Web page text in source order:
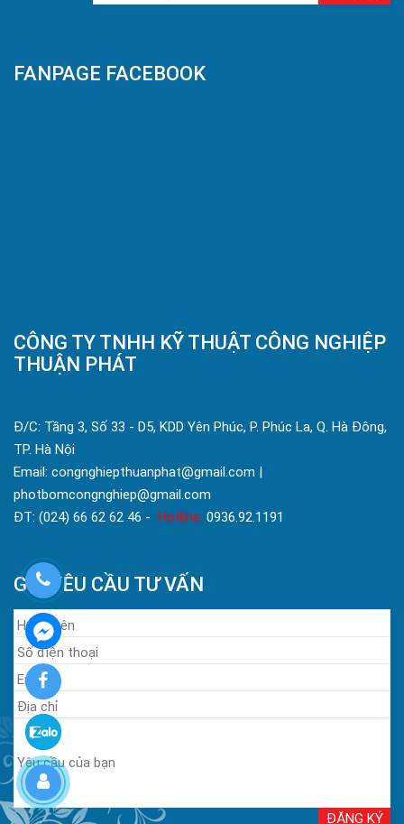
FANPAGE FACEBOOK
CÔNG TY TNHH KỸ THUẬT CÔNG NGHIỆP
THUẬN PHÁT
Đ/C: Tầng 3, Số 33 - D5, KDD Yên Phúc, P. Phúc La, Q. Hà Đông,
TP. Hà Nội
Email: congnghiepthuanphat@gmail.com |
photbomcongnghiep@gmail.com
ĐT: (024) 66 62 62 46 - Hotline: 0936.92.1191
GỬI YÊU CẦU TƯ VẤN